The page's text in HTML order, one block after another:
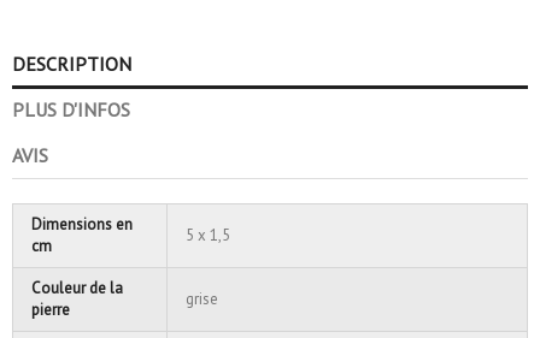
DESCRIPTION
PLUS D'INFOS
AVIS
Dimensions en
cm
5 x 1,5
Couleur de la
pierre
grise